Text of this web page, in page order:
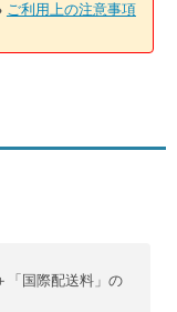
ご利用上の注意事項
「国際配送料」の